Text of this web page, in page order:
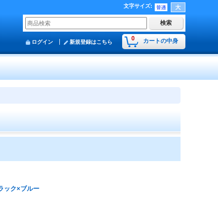
文字サイズ:
0 カートの中身
ログイン 新規登録はこちら
ック×ブルー